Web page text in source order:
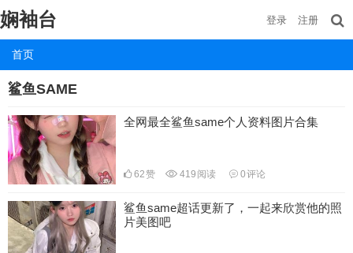
娴袖台
首页
登录 注册
鲨鱼SAME
全网最全鲨鱼same个人资料图片合集
62赞 419 阅读 0评论
鲨鱼same超话更新了，一起来欣赏他的照
片美图吧